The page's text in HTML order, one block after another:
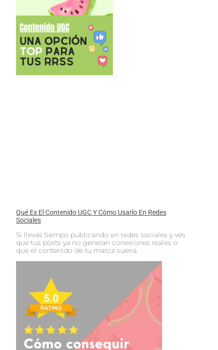
Qué Es El Contenido UGC Y Cómo Usarlo En Redes
Sociales
Si llevas tiempo publicando en redes sociales y ves
que tus posts ya no generan conexiones reales o
que el contenido de tu marca suena